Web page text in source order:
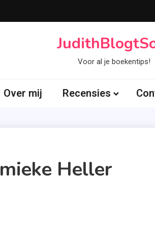
Voor al je boekentips!
Over mij Recensies
Heller